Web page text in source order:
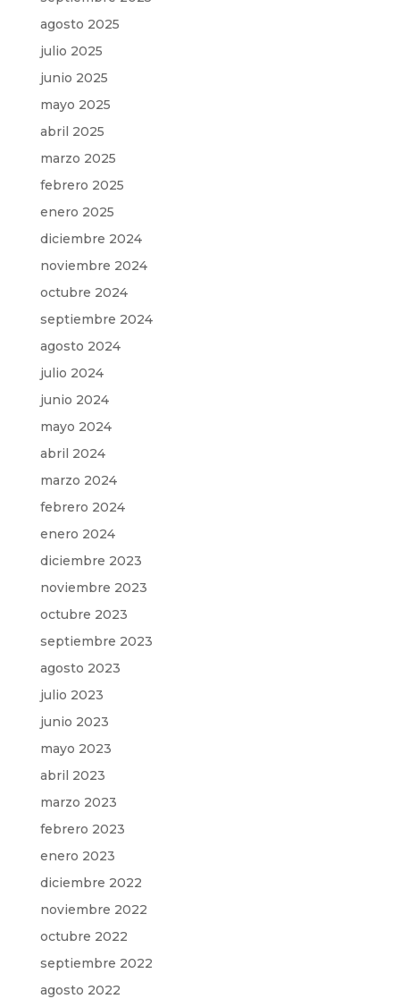
agosto 2025
julio 2025
junio 2025
mayo 2025
abril 2025
marzo 2025
febrero 2025
enero 2025
diciembre 2024
noviembre 2024
octubre 2024
septiembre 2024
agosto 2024
julio 2024
junio 2024
mayo 2024
abril 2024
marzo 2024
febrero 2024
enero 2024
diciembre 2023
noviembre 2023
octubre 2023
septiembre 2023
agosto 2023
julio 2023
junio 2023
mayo 2023
abril 2023
marzo 2023
febrero 2023
enero 2023
diciembre 2022
noviembre 2022
octubre 2022
septiembre 2022
agosto 2022